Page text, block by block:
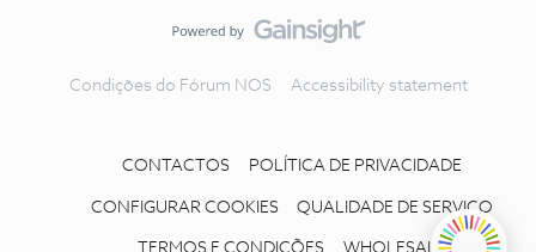
Condições do Fórum NOS Accessibility statement
CONTACTOS POLÍTICA DE PRIVACIDADE
CONFIGURAR COOKIES QUALIDADE DE SERVIÇO
TERMOS E CONDIÇÕES WHOLESALE